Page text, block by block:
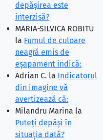
depăşirea este
interzisă?
MARIA-SILVICA ROBITU
la Fumul de culoare
neagră emis de
eşapament indică:
Adrian C. la Indicatorul
din imagine vă
avertizează că:
Milandru Marina la
Puteţi depăşi în
situaţia dată?